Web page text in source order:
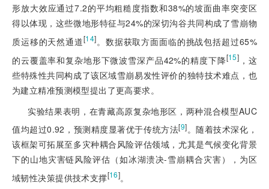
形放大效应通过7.2的平均粗糙度指数和38%的坡面曲率突变区
得以体现，这些微地形特征与24%的深切沟谷共同构成了雪崩物
质运移的天然通道[14]。数据获取方面面临的挑战包括超过65%
的云覆盖率和复杂地形下微波雪深产品42%的精度下降[15] ，这
些特殊性共同构成了该区域雪崩易发性评价的独特技术难点，也
为建立精准预测模型提出了更高要求。
实验结果表明，在青藏高原复杂地形区，两种混合模型AUC
值均超过0.92，预测精度显著优于传统方法[9]。随着技术深化，
该框架可拓展至多灾种耦合风险评估领域，尤其是气候变化背景
下的山地灾害链风险评估（如冰湖溃决-雪崩耦合灾害），为区
域韧性决策提供技术支撑[16]。